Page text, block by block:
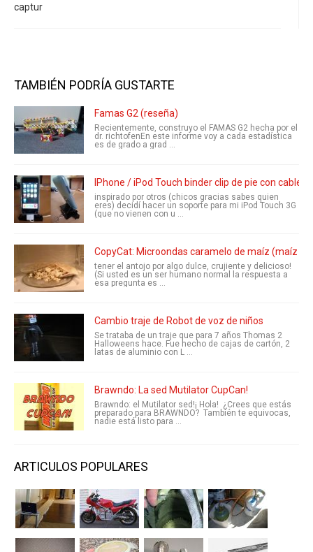
captur
TAMBIÉN PODRÍA GUSTARTE
Famas G2 (reseña)
Recientemente, construyo el FAMAS G2 hecha por el
dr. richtofenEn este informe voy a cada estadística
es de grado a grad ...
IPhone / iPod Touch binder clip de pie con cable
inspirado por otros (chicos gracias sabes quien
eres) decidí hacer un soporte para mi iPod Touch 3G
(que no vienen con u ...
CopyCat: Microondas caramelo de maíz (maíz
tener el antojo por algo dulce, crujiente y delicioso!
(Si usted es un ser humano normal la respuesta a
esa pregunta es ...
Cambio traje de Robot de voz de niños
Se trataba de un traje que para 7 años Thomas 2
Halloweens hace. Fue hecho de cajas de cartón, 2
latas de aluminio con L ...
Brawndo: La sed Mutilator CupCan!
Brawndo: el Mutilator sed!¡ Hola! ¿Crees que estás
preparado para BRAWNDO? También te equivocas,
nadie está listo para ...
ARTICULOS POPULARES